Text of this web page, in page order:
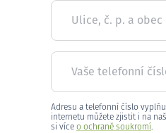
Ulice, č. p. a obec
Vaše telefonní
Adresu a telefonní číslo
internetu můžete zjistit i na
si více o ochraně soukromí.